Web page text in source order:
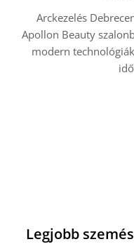
Arckezelés
Apollon Beauty
modern
Legjobb